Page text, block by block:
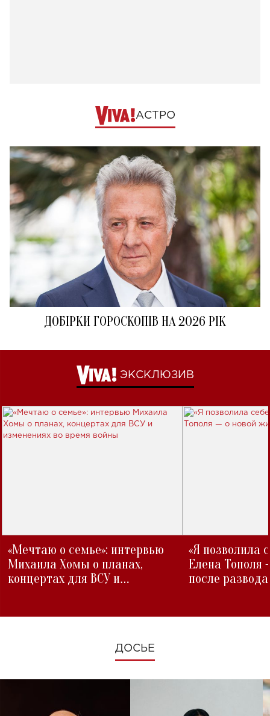
АСТРО
ДОБІРКИ ГОРОСКОПІВ НА 2026 РІК
ЭКСКЛЮЗИВ
«Мечтаю о семье»: интервью
Михаила Хомы о планах,
концертах для ВСУ и
«Я позволила
Елена Тополя
после развода
ДОСЬЕ